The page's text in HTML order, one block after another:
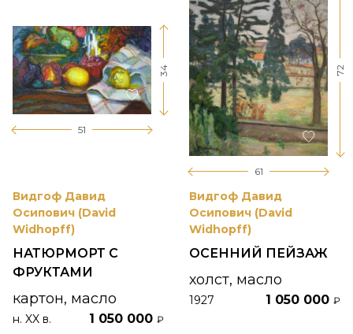
51
34
Видгоф Давид
Осипович (David
Widhopff)
НАТЮРМОРТ С
ФРУКТАМИ
картон, масло
н. XX в. 1 050 000 ₽
61
72
Видгоф Давид
Осипович (David
Widhopff)
ОСЕННИЙ ПЕЙЗАЖ
холст, масло
1927 1 050 000 ₽